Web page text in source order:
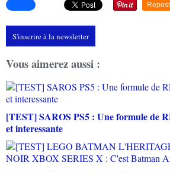
Repost
S'inscrire à la newsletter
Vous aimerez aussi :
[TEST] SAROS PS5 : Une formule de
et interessante